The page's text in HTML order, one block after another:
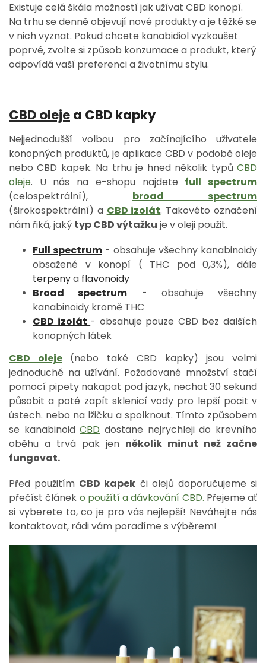
Existuje celá škála možností jak užívat CBD konopí.
Na trhu se denně objevují nové produkty a je těžké se
v nich vyznat. Pokud chcete kanabidiol vyzkoušet
poprvé, zvolte si způsob konzumace a produkt, který
odpovídá vaší preferenci a životnímu stylu.
CBD oleje a CBD kapky
Nejjednodušší volbou pro začínajícího uživatele
konopných produktů, je aplikace CBD v podobě oleje
nebo CBD kapek. Na trhu je hned několik typů CBD
oleje. U nás na e-shopu najdete full spectrum
(celospektrální), broad spectrum
(širokospektrální) a CBD izolát. Takovéto označení
nám řiká, jaký typ CBD výtažku je v oleji použit.
Full spectrum - obsahuje všechny kanabinoidy
obsažené v konopí ( THC pod 0,3%), dále
terpenya flavonoidy
Broad spectrum - obsahuje všechny
kanabinoidy kromě THC
CBD izolát - obsahuje pouze CBD bez dalších
konopných látek
CBD oleje(nebo také CBD kapky) jsou velmi
jednoduché na užívání. Požadované množství stačí
pomocí pipety nakapat pod jazyk, nechat 30 sekund
působit a poté zapít sklenicí vody pro lepší pocit v
ústech. nebo na lžičku a spolknout. Tímto způsobem
se kanabinoidCBD dostane nejrychleji do krevního
oběhu a trvá pak jen několik minut než začne
fungovat.
Před použitím CBD kapek či olejů doporučujeme si
přečíst článek o použítí a dávkování CBD. Přejeme ať
si vyberete to, co je pro vás nejlepší! Neváhejte nás
kontaktovat, rádi vám poradíme s výběrem!